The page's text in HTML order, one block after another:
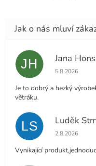
JH Jana
Hodnocení
5.8.2026
Je to dobrý a hezký
větráku.
LS Luděk
Hodnocení
2.8.2026
Vynikající